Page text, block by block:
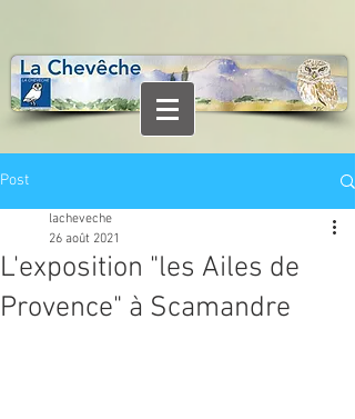
Post
L'exposition "les Ailes de
Provence" à Scamandre
lacheveche
26 août 2021